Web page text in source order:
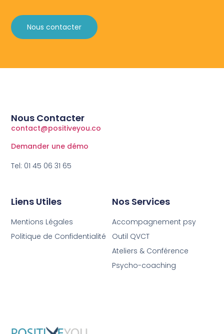
Nous contacter
Nos Services
Accompagnement psy
Outil QVCT
Ateliers & Conférence
Psycho-coaching
Liens Utiles
Mentions Légales
Politique de Confidentialité
Nous Contacter
contact@positiveyou.co
Demander une démo
Tel: 01 45 06 31 65